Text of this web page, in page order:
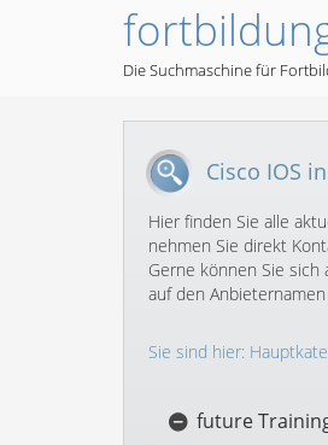
Die Suchmaschine für
Cisco IOS
Hier finden Sie alle
nehmen Sie direkt
Gerne können Sie sich
auf den
Sie sind hier:
future